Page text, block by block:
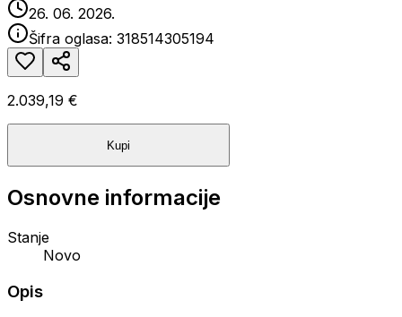
26. 06. 2026.
Šifra oglasa: 318514305194
2.039,19 €
Kupi
Osnovne informacije
Stanje
Novo
Opis